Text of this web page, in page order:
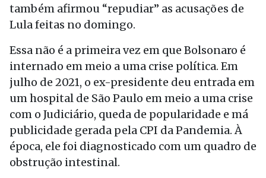
também afirmou “repudiar” as acusações de
Lula feitas no domingo.
Essa não é a primeira vez em que Bolsonaro é
internado em meio a uma crise política. Em
julho de 2021, o ex-presidente deu entrada em
um hospital de São Paulo em meio a uma crise
com o Judiciário, queda de popularidade e má
publicidade gerada pela CPI da Pandemia. À
época, ele foi diagnosticado com um quadro de
obstrução intestinal.